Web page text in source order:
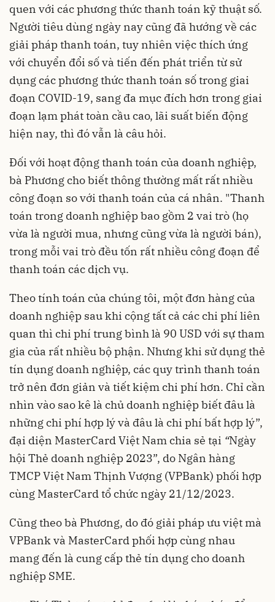
quen với các phương thức thanh toán kỹ thuật số.
Người tiêu dùng ngày nay cũng đã hướng về các
giải pháp thanh toán, tuy nhiên việc thích ứng
với chuyển đổi số và tiến đến phát triển từ sử
dụng các phương thức thanh toán số trong giai
đoạn COVID-19, sang đa mục đích hơn trong giai
đoạn lạm phát toàn cầu cao, lãi suất biến động
hiện nay, thì đó vẫn là câu hỏi.
Đối với hoạt động thanh toán của doanh nghiệp,
bà Phương cho biết thông thường mất rất nhiều
công đoạn so với thanh toán của cá nhân. "Thanh
toán trong doanh nghiệp bao gồm 2 vai trò (họ
vừa là người mua, nhưng cũng vừa là người bán),
trong mỗi vai trò đều tốn rất nhiều công đoạn để
thanh toán các dịch vụ.
Theo tính toán của chúng tôi, một đơn hàng của
doanh nghiệp sau khi cộng tất cả các chi phí liên
quan thì chi phí trung bình là 90 USD với sự tham
gia của rất nhiều bộ phận. Nhưng khi sử dụng thẻ
tín dụng doanh nghiệp, các quy trình thanh toán
trở nên đơn giản và tiết kiệm chi phí hơn. Chỉ cần
nhìn vào sao kê là chủ doanh nghiệp biết đâu là
những chi phí hợp lý và đâu là chi phí bất hợp lý”,
đại diện MasterCard Việt Nam chia sẻ tại “Ngày
hội Thẻ doanh nghiệp 2023”, do Ngân hàng
TMCP Việt Nam Thịnh Vượng (VPBank) phối hợp
cùng MasterCard tổ chức ngày 21/12/2023.
Cũng theo bà Phương, do đó giải pháp ưu việt mà
VPBank và MasterCard phối hợp cùng nhau
mang đến là cung cấpthẻ tín dụngcho doanh
nghiệp SME.